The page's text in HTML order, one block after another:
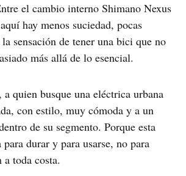
el cambio interno Shimano Nexus
hay menos suciedad, pocas
sensación de tener una bici que no
más allá de lo esencial.
quien busque una eléctrica urbana
con estilo, muy cómoda y a un
de su segmento. Porque esta
para durar y para usarse, no para
toda costa.